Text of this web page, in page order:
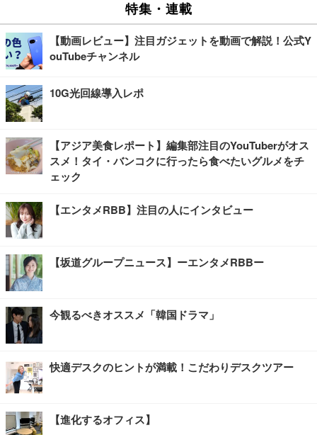
特集・連載
【動画レビュー】注目ガジェットを動画で解説！公式Y
ouTubeチャンネル
10G光回線導入レポ
【アジア美食レポート】編集部注目のYouTuberがオス
スメ！タイ・バンコクに行ったら食べたいグルメをチ
ェック
【エンタメRBB】注目の人にインタビュー
【坂道グループニュース】ーエンタメRBBー
今観るべきオススメ「韓国ドラマ」
快適デスクのヒントが満載！こだわりデスクツアー
【進化するオフィス】